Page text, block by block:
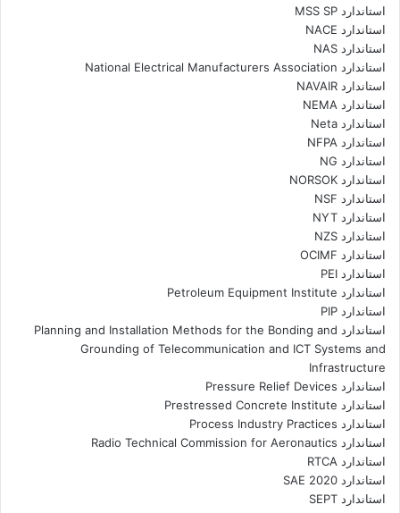
استاندارد MSS SP
استاندارد NACE
استاندارد NAS
استاندارد National Electrical Manufacturers Association
استاندارد NAVAIR
استاندارد NEMA
استاندارد Neta
استاندارد NFPA
استاندارد NG
استاندارد NORSOK
استاندارد NSF
استاندارد NYT
استاندارد NZS
استاندارد OCIMF
استاندارد PEI
استاندارد Petroleum Equipment Institute
استاندارد PIP
استاندارد Planning and Installation Methods for the Bonding and
Grounding of Telecommunication and ICT Systems and
Infrastructure
استاندارد Pressure Relief Devices
استاندارد Prestressed Concrete Institute
استاندارد Process Industry Practices
استاندارد Radio Technical Commission for Aeronautics
استاندارد RTCA
استاندارد SAE 2020
استاندارد SEPT